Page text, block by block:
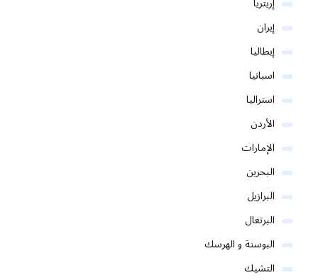
إيران
إيطاليا
اسبانيا
استراليا
الأردن
الإمارات
البحرين
البرازيل
البرتغال
البوسنة و الهرسك
التشيك